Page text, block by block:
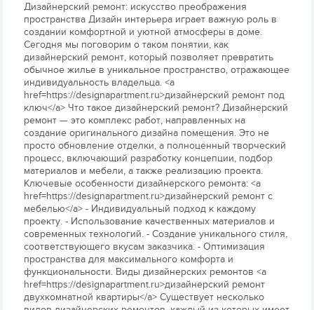
Дизайнерский ремонт: искусство преображения
пространства Дизайн интерьера играет важную роль в
создании комфортной и уютной атмосферы в доме.
Сегодня мы поговорим о таком понятии, как
дизайнерский ремонт, который позволяет превратить
обычное жилье в уникальное пространство, отражающее
индивидуальность владельца. <a
href=https://designapartment.ru>дизайнерский ремонт под
ключ</a> Что такое дизайнерский ремонт? Дизайнерский
ремонт — это комплекс работ, направленных на
создание оригинального дизайна помещения. Это не
просто обновление отделки, а полноценный творческий
процесс, включающий разработку концепции, подбор
материалов и мебели, а также реализацию проекта.
Ключевые особенности дизайнерского ремонта: <a
href=https://designapartment.ru>дизайнерский ремонт с
мебелью</a> - Индивидуальный подход к каждому
проекту. - Использование качественных материалов и
современных технологий. - Создание уникального стиля,
соответствующего вкусам заказчика. - Оптимизация
пространства для максимального комфорта и
функциональности. Виды дизайнерских ремонтов <a
href=https://designapartment.ru>дизайнерский ремонт
двухкомнатной квартиры</a> Существует несколько